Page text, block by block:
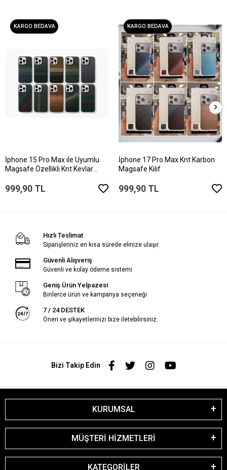
KARGO BEDAVA
İphone 15 Pro Max ile Uyumlu
Magsafe Özellikli Knt Kevlar
999,90 TL
KARGO BEDAVA
İphone 17 Pro Max Knt Karbon
Magsafe Kılıf
999,90 TL
Hızlı Teslimat
Siparişleriniz en kısa sürede elinize ulaşır.
Güvenli Alışveriş
Güvenli ve kolay ödeme sistemi
Geniş Ürün Yelpazesi
Binlerce ürün ve kampanya seçeneği
7 / 24 DESTEK
Öneri ve şikayetlerinizi bize iletebilirsiniz.
Bizi Takip Edin
KURUMSAL
MÜŞTERİ HİZMETLERİ
KATEGORİLER